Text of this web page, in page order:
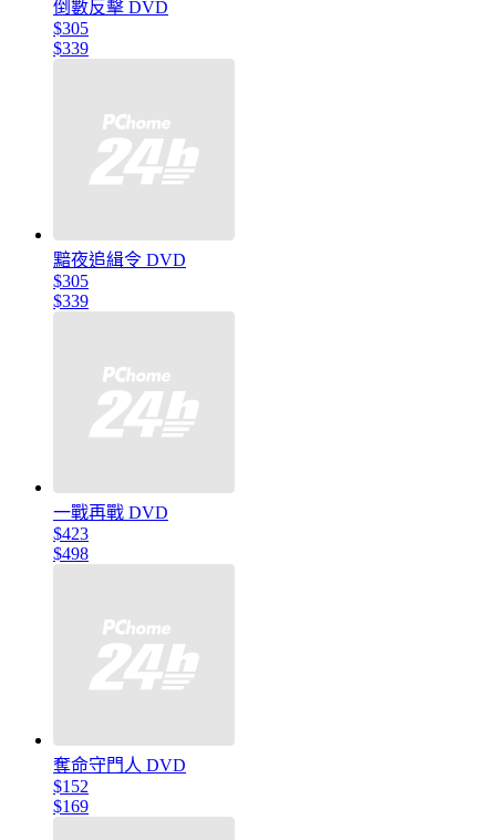
倒數反擊 DVD
$305
$339
黯夜追緝令 DVD
$305
$339
一戰再戰 DVD
$423
$498
奪命守門人 DVD
$152
$169